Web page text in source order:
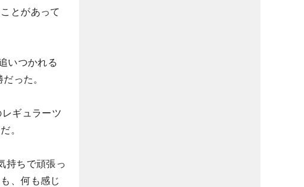
とがあって
いつかれる
った。
ギュラーツ
。
持ちで頑張っ
、何も感じ